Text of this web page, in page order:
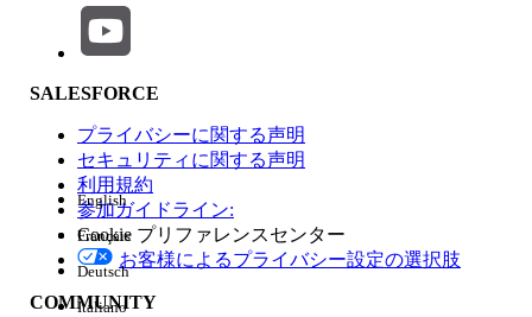
機能の影響
エディション
SALESFORCE
プライバシーに関する声明
セキュリティに関する声明
利用規約
参加ガイドライン:
Cookie プリファレンスセンター
お客様によるプライバシー設定の選択肢
COMMUNITY
English
Français
Deutsch
Italiano